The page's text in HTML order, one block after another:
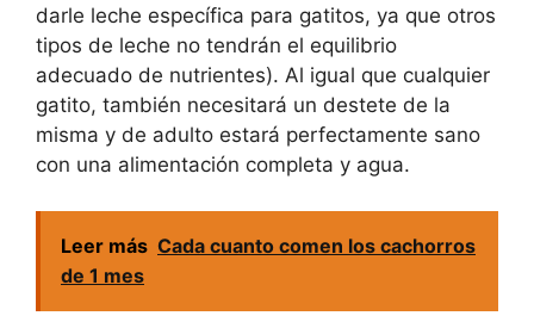
darle leche específica para gatitos, ya que otros
tipos de leche no tendrán el equilibrio
adecuado de nutrientes). Al igual que cualquier
gatito, también necesitará un destete de la
misma y de adulto estará perfectamente sano
con una alimentación completa y agua.
Leer más Cada cuanto comen los cachorros
de 1 mes